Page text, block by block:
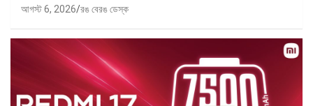
আগস্ট 6, 2026 রঙ বেরঙ ডেস্ক